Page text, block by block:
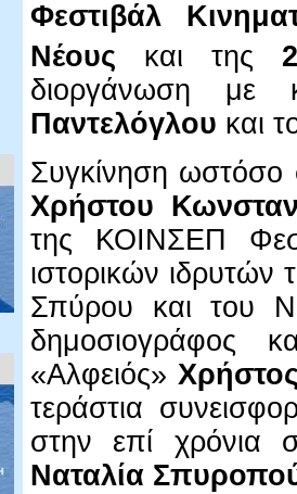
Φεστιβάλ
Νέους και της
διοργάνωση με
Παντελόγλου και
Συγκίνηση
Χρήστου
της ΚΟΙΝΣΕΠ
ιστορικών
Σπύρου και του
δημοσιογράφος
«Αλφειός»
τεράστια
στην επί χρόνια
Ναταλία